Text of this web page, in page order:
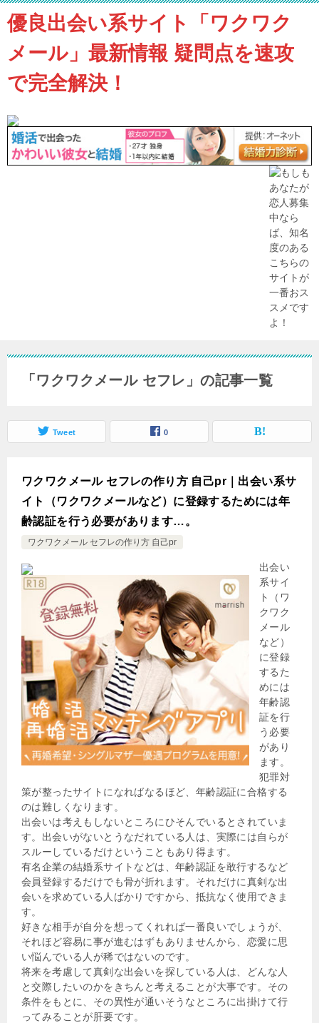
優良出会い系サイト「ワクワク
メール」最新情報 疑問点を速攻
で完全解決！
「ワクワクメール セフレ」の記事一覧
Tweet 0
ワクワクメール セフレの作り方 自己pr｜出会い系サ
イト（ワクワクメールなど）に登録するためには年
齢認証を行う必要があります…。
ワクワクメール セフレの作り方 自己pr
出会い
系サイ
ト（ワ
クワク
メール
など）
に登録
するた
めには
年齢認
証を行
う必要
があり
ます。
犯罪対
策が整ったサイトになればなるほど、年齢認証に合格する
のは難しくなります。
出会いは考えもしないところにひそんでいるとされていま
す。出会いがないとうなだれている人は、実際には自らが
スルーしているだけということもあり得ます。
有名企業の結婚系サイトなどは、年齢認証を敢行するなど
会員登録するだけでも骨が折れます。それだけに真剣な出
会いを求めている人ばかりですから、抵抗なく使用できま
す。
好きな相手が自分を想ってくれれば一番良いでしょうが、
それほど容易に事が進むはずもありませんから、恋愛に思
い悩んでいる人が稀ではないのです。
将来を考慮して真剣な出会いを探している人は、どんな人
と交際したいのかをきちんと考えることが大事です。その
条件をもとに、その異性が通いそうなところに出掛けて行
ってみることが肝要です。